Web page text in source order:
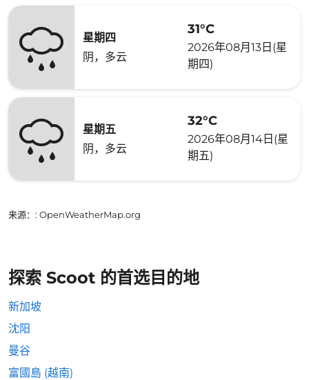
星期四
阴，多云
31°C
2026年08月13日(星
期四)
星期五
阴，多云
32°C
2026年08月14日(星
期五)
来源： : OpenWeatherMap.org
探索 Scoot 的首选目的地
新加坡
沈阳
曼谷
富國島 (越南)